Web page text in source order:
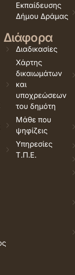
Εκπαίδευσης
Δήμου Δράμας
Διάφορα
Διαδικασίες
Χάρτης
δικαιωμάτων
και
υποχρεώσεων
του δημότη
Μάθε που
ψηφίζεις
Υπηρεσίες
Τ.Π.Ε.